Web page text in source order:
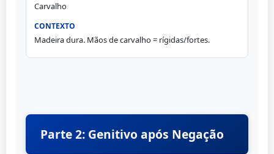
Carvalho
Madeira dura. Mãos de carvalho = rígidas/fortes.
Parte 2: Genitivo após Negação